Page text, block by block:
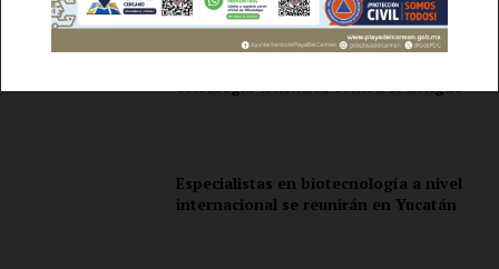
Nosotros
Política de privacidadestrategia científica contra el dengue
Especialistas en biotecnología a nivel
internacional se reunirán en Yucatán